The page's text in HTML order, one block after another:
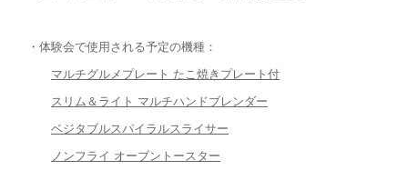
・体験会で使用される予定の機種：
マルチグルメプレート たこ焼きプレート付
スリム＆ライト マルチハンドブレンダー
ベジタブルスパイラルスライサー
ノンフライ オーブントースター